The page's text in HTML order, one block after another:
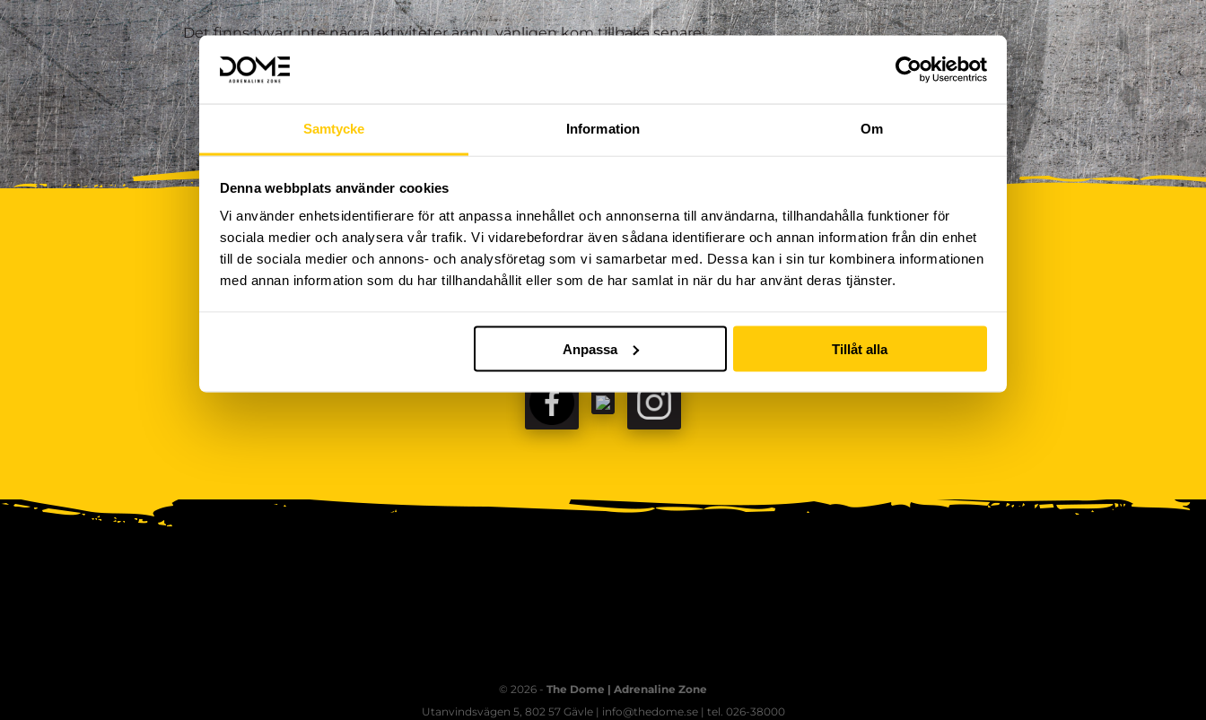
Samtycke Information Om
Denna webbplats använder cookies
Vi använder enhetsidentifierare för att anpassa innehållet och annonserna till användarna, tillhandahålla funktioner för
sociala medier och analysera vår trafik. Vi vidarebefordrar även sådana identifierare och annan information från din enhet
till de sociala medier och annons- och analysföretag som vi samarbetar med. Dessa kan i sin tur kombinera informationen
med annan information som du har tillhandahållit eller som de har samlat in när du har använt deras tjänster.
Anpassa Tillåt alla
Det finns tyvärr inte några aktiviteter ännu, vänligen kom tillbaka senare!
FÖLJ OSS PÅ SOCIALA MEDIER
FACEBOOKTIKTOK
© 2026 - The Dome | Adrenaline Zone
Utanvindsvägen 5, 802 57 Gävle | info@thedome.se | tel. 026-38000